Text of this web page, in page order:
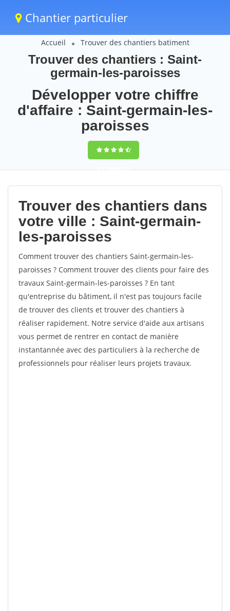
Chantier particulier
Accueil Trouver des chantiers batiment
Trouver des chantiers : Saint-
germain-les-paroisses
Développer votre chiffre
d'affaire : Saint-germain-les-
paroisses
9,5(100%)81
votes
Trouver des chantiers dans
votre ville : Saint-germain-
les-paroisses
Comment trouver des chantiers Saint-germain-les-
paroisses ? Comment trouver des clients pour faire des
travaux Saint-germain-les-paroisses ? En tant
qu'entreprise du bâtiment, il n'est pas toujours facile
de trouver des clients et trouver des chantiers à
réaliser rapidement. Notre service d'aide aux artisans
vous permet de rentrer en contact de manière
instantannée avec des particuliers à la recherche de
professionnels pour réaliser leurs projets travaux.